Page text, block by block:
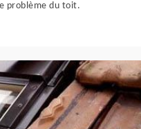
problème du toit.